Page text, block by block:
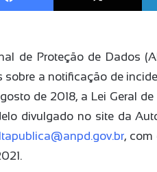
de Proteção de Dados
a notificação de
de 2018, a Lei Geral
divulgado no site da
, com